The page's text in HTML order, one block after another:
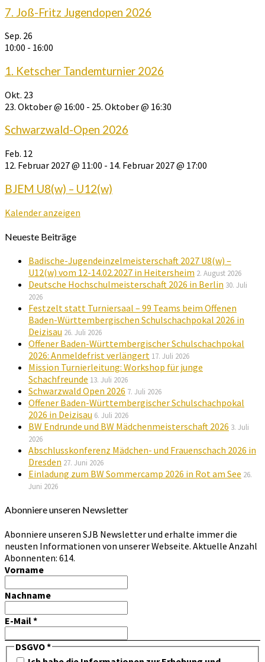
7. Joß-Fritz Jugendopen 2026
Sep. 26
10:00 - 16:00
1. Ketscher Tandemturnier 2026
Okt. 23
23. Oktober @ 16:00 - 25. Oktober @ 16:30
Schwarzwald-Open 2026
Feb. 12
12. Februar 2027 @ 11:00 - 14. Februar 2027 @ 17:00
BJEM U8(w) – U12(w)
Kalender anzeigen
Neueste Beiträge
Badische-Jugendeinzelmeisterschaft 2027 U8(w) –
U12(w) vom 12-14.02.2027 in Heitersheim 2. August 2026
Deutsche Hochschulmeisterschaft 2026 in Berlin 30. Juli
2026
Festzelt statt Turniersaal – 99 Teams beim Offenen
Baden-Württembergischen Schulschachpokal 2026 in
Deizisau 26. Juli 2026
Offener Baden-Württembergischer Schulschachpokal
2026: Anmeldefrist verlängert 17. Juli 2026
Mission Turnierleitung: Workshop für junge
Schachfreunde 13. Juli 2026
Schwarzwald Open 2026 7. Juli 2026
Offener Baden-Württembergischer Schulschachpokal
2026 in Deizisau 6. Juli 2026
BW Endrunde und BW Mädchenmeisterschaft 2026 3. Juli
2026
Abschlusskonferenz Mädchen- und Frauenschach 2026 in
Dresden 27. Juni 2026
Einladung zum BW Sommercamp 2026 in Rot am See 26.
Juni 2026
Abonniere unseren Newsletter
Abonniere unseren SJB Newsletter und erhalte immer die
neusten Informationen von unserer Webseite. Aktuelle Anzahl
Abonnenten: 614.
Vorname
Nachname
E-Mail*
DSGVO*